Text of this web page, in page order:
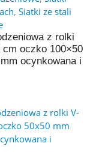
, Siatki ze stali
z rolki
oczko 100×50
ocynkowana i